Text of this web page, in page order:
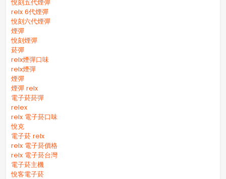
悅刻五代煙彈
relx 6代煙彈
悅刻六代煙彈
煙彈
悅刻煙彈
菸彈
relx煙彈口味
relx煙彈
煙彈
煙彈 relx
電子菸菸彈
relex
relx 電子菸口味
悅克
電子菸 relx
relx 電子菸價格
relx 電子菸台灣
電子菸主機
悅客電子菸